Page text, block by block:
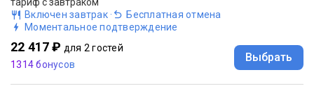
тариф с завтраком
Включен завтрак·
Бесплатная отмена
Моментальное подтверждение
22 417 ₽ для 2 гостей
1314 бонусов
Выбрать